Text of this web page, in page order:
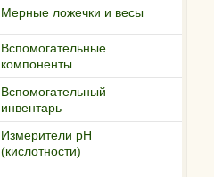
Мерные ложечки и весы
Вспомогательные
компоненты
Вспомогательный
инвентарь
Измерители pH
(кислотности)